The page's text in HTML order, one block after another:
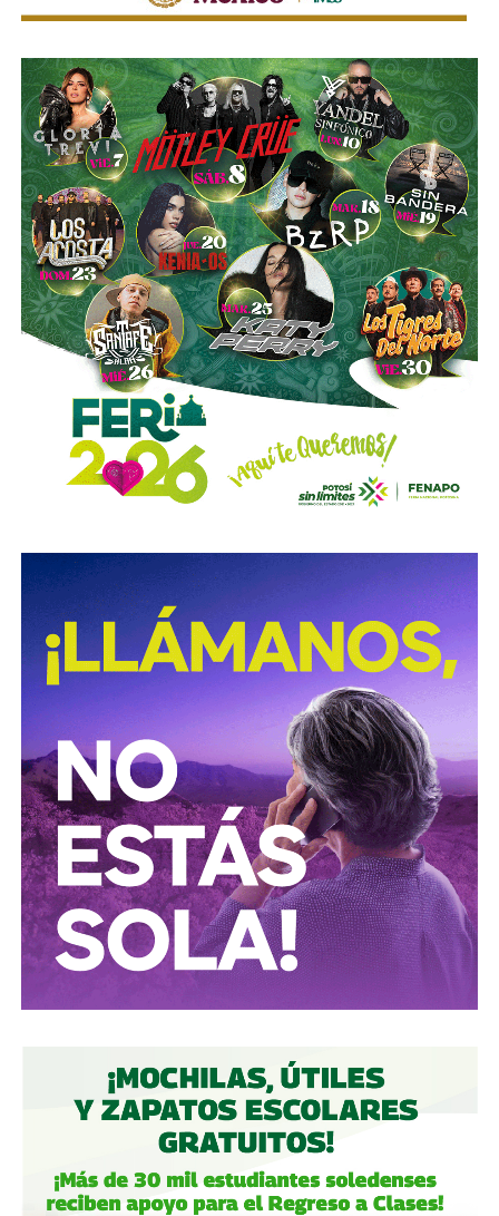
profunda intolerancia al ego herido.
Ahora, lo que hace posible este cambio no es solo un
arranque de valentía ni mi despertar ese de madrugada.
Detrás de estos cambios, nuestro medio empieza a
operar una infraestructura de inteligencia artificial
diseñada para hacer lo que ningún equipo humano puede
hacer todos los días con todo lo que se publica: leer la
información, desarmarla, extraer los datos cuando se
detecten , y cruzarlos contra la memoria de lo que ya se
dijo antes.
La máquina recuerda lo que luego el poder confía en que
se nos olvide.Esa será su función y también su límite:
propone, pero un ser humano dispone.Ninguna
evaluación, criterio o producto se publicará jamás sin el
cuidado de un periodista.
El día que eso se invierta, y
dejemos todo a la maquina, entonces cierren esta
página porque ya no seremos nosotros. El periodismo
perdiendo todo sentido.
El primer paso de este camino tiene nombre y
se
entregará desde mañana a un círculo muy reducido al
que mantendré en mis listas de difusión, lo bauticé
como “A Tiempo y Marcando el Ritmo”.
Ese es solo el inicio. Hay más productos en camino y
cambios estructurales que iremos anunciando conforme
estén listos —no antes, porque aquí no vamos a
cometer el pecado que le señalamos al poder de
anunciar lo que todavía no existe.
Empezamos en San Luis Potosí, que es donde el águila
paró y donde han iniciado, nacido y generado hombres,
mujeres, movimientos, piezas y talentos de valor
universal.
Sin embargo,la vieja enfermedad de la repetición
narrativas y relatos mediáticos desde el poder,
mismos que obedecen al piramidal filtro del discurso
occidental de producción, consumo y miedo,no es un
problema exclusivo ni de nuestro estado ni país, es un
asunto continental.
seguridad vial.
La utilización de luces encendidas de manera permanente
y de elementos luminosos o reflejantes permitirá facilitar
la identificación de estos vehículos por parte de los
demás conductores, particularmente durante la noche, en
zonas con poca iluminación o ante condiciones que
reduzcan la visibilidad.
La diputada Sánchez López señaló que estas
disposiciones representan una medida preventiva
orientada a proteger la vida de las personas motociclistas,
disminuir la posibilidad de accidentes y reducir la
gravedad de las lesiones y fallecimientos derivados de
siniestros viales.
Con esta reforma, el Congreso del Estado fortalece las
acciones de prevención y seguridad vial, promoviendo una
motocicletas y motonetas en San Luis Potosí.
También lee:Deudores alimentarios podrían enfrentar
cárcel por ocultar bienes en SLP